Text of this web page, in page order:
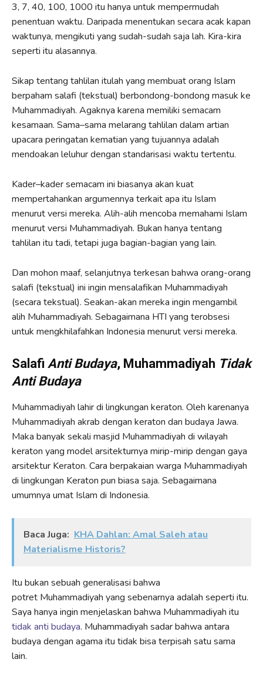
3, 7, 40, 100, 1000 itu hanya untuk mempermudah
penentuan waktu. Daripada menentukan secara acak kapan
waktunya, mengikuti yang sudah-sudah saja lah. Kira-kira
seperti itu alasannya.
Sikap tentang tahlilan itulah yang membuat orang Islam
berpaham salafi (tekstual) berbondong-bondong masuk ke
Muhammadiyah. Agaknya karena memiliki semacam
kesamaan. Sama–sama melarang tahlilan dalam artian
upacara peringatan kematian yang tujuannya adalah
mendoakan leluhur dengan standarisasi waktu tertentu.
Kader–kader semacam ini biasanya akan kuat
mempertahankan argumennya terkait apa itu Islam
menurut versi mereka. Alih-alih mencoba memahami Islam
menurut versi Muhammadiyah. Bukan hanya tentang
tahlilan itu tadi, tetapi juga bagian-bagian yang lain.
Dan mohon maaf, selanjutnya terkesan bahwa orang-orang
salafi (tekstual) ini ingin mensalafikan Muhammadiyah
(secara tekstual). Seakan-akan mereka ingin mengambil
alih Muhammadiyah. Sebagaimana HTI yang terobsesi
untuk mengkhilafahkan Indonesia menurut versi mereka.
Salafi Anti Budaya, Muhammadiyah Tidak
Anti Budaya
Muhammadiyah lahir di lingkungan keraton. Oleh karenanya
Muhammadiyah akrab dengan keraton dan budaya Jawa.
Maka banyak sekali masjid Muhammadiyah di wilayah
keraton yang model arsitekturnya mirip-mirip dengan gaya
arsitektur Keraton. Cara berpakaian warga Muhammadiyah
di lingkungan Keraton pun biasa saja. Sebagaimana
umumnya umat Islam di Indonesia.
Baca Juga: KHA Dahlan: Amal Saleh atau
Materialisme Historis?
Itu bukan sebuah generalisasi bahwa
potret Muhammadiyah yang sebenarnya adalah seperti itu.
Saya hanya ingin menjelaskan bahwa Muhammadiyah itu
tidak anti budaya. Muhammadiyah sadar bahwa antara
budaya dengan agama itu tidak bisa terpisah satu sama
lain.